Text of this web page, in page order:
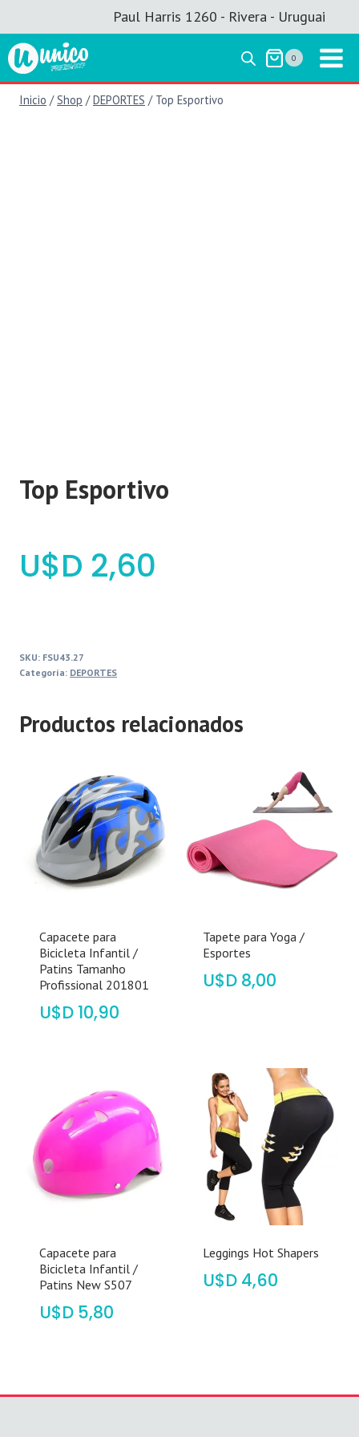
al
contenido
Paul Harris 1260 - Rivera - Uruguai
0
Inicio / Shop / DEPORTES / Top Esportivo
Top Esportivo
$ 2,60
SKU: FSU43.27
Categoría: DEPORTES
Productos relacionados
Capacete para
Bicicleta Infantil /
Patins Tamanho
Profissional 201801
$ 10,90
Tapete para Yoga /
Esportes
$ 8,00
Capacete para
Bicicleta Infantil /
Patins New S507
$ 5,80
Leggings Hot Shapers
$ 4,60